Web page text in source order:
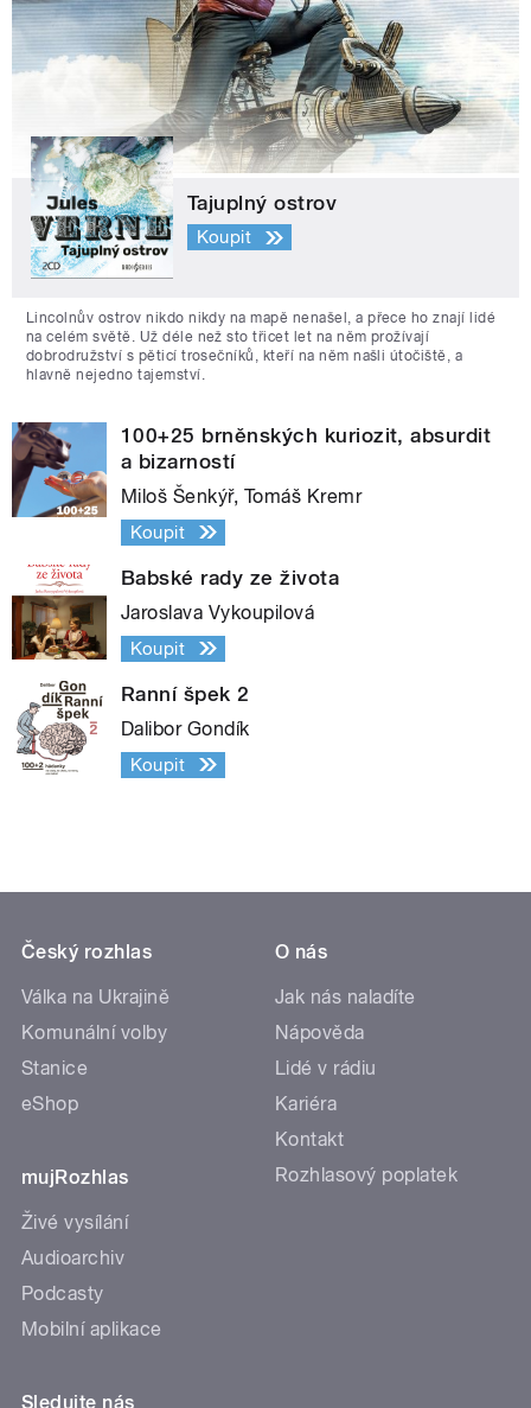
Tajuplný ostrov
Koupit
Lincolnův ostrov nikdo nikdy na mapě nenašel, a přece ho znají lidé
na celém světě. Už déle než sto třicet let na něm prožívají
dobrodružství s pěticí trosečníků, kteří na něm našli útočiště, a
hlavně nejedno tajemství.
100+25 brněnských kuriozit, absurdit
a bizarností
Miloš Šenkýř, Tomáš Kremr
Koupit
Babské rady ze života
Jaroslava Vykoupilová
Koupit
Ranní špek 2
Dalibor Gondík
Koupit
Český rozhlas
Válka na Ukrajině
Komunální volby
Stanice
eShop
mujRozhlas
Živé vysílání
Audioarchiv
Podcasty
Mobilní aplikace
O nás
Jak nás naladíte
Nápověda
Lidé v rádiu
Kariéra
Kontakt
Rozhlasový poplatek
Sledujte nás